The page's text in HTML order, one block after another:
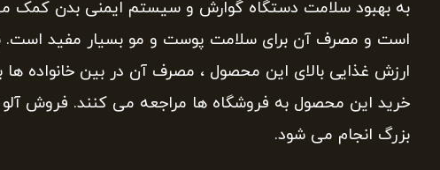
است و مصرف آن برای سلامت پوست و مو بسیار مفید است.
ارزش غذایی بالای این محصول ، مصرف آن در بین خانواده
خرید این محصول به فروشگاه ها مراجعه می کنند. فروش آلو
بزرگ انجام می شود.